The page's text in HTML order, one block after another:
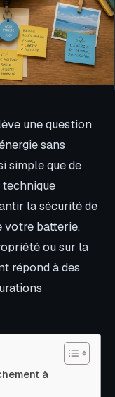
une question
sans
simple que de
la sécurité de
votre batterie.
ou sur la
répond à des
à